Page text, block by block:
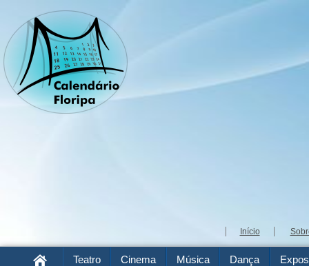
Início
Teatro Cinema Música Dança